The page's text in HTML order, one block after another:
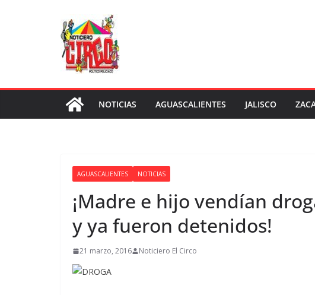
NOTICIAS AGUASCALIENTES JALISCO
AGUASCALIENTES NOTICIAS
¡Madre e hijo vendían
y ya fueron detenidos!
21 marzo, 2016 Noticiero El Circo